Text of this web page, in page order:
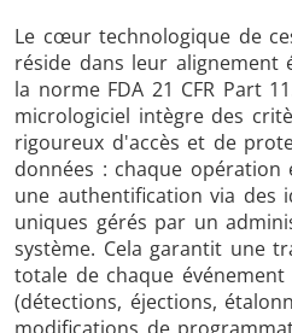
Le cœur technologique de
réside dans leur alignement
la norme FDA 21 CFR Part
micrologiciel intègre des
rigoureux d'accès et de
données : chaque opération
une authentification via des
uniques gérés par un
système. Cela garantit une
totale de chaque événement
(détections, éjections,